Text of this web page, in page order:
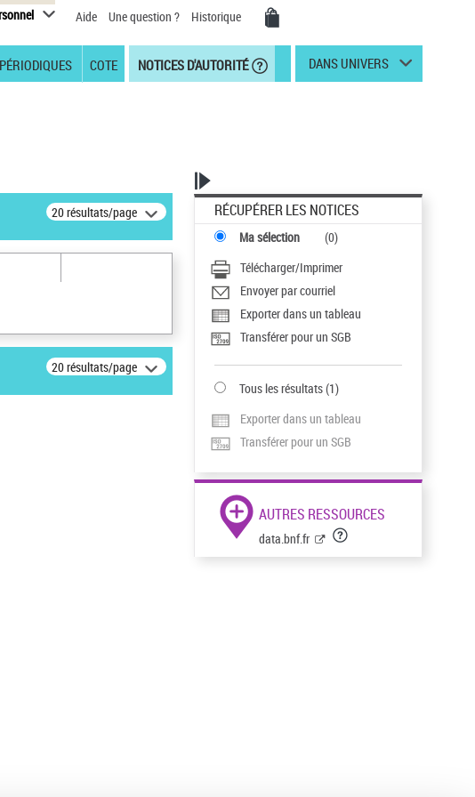
Aide Une question ? Historique
PÉRIODIQUES COTE NOTICES D'AUTORITÉ DANS UNIVERS
20 résultats/page
20 résultats/page
RÉCUPÉRER LES NOTICES
Ma sélection (0)
Télécharger/Imprimer
Envoyer par courriel
Exporter dans un tableau
Transférer pour un SGB
Tous les résultats(1)
Exporter dans un tableau
Transférer pour un SGB
AUTRES RESSOURCES
data.bnf.fr